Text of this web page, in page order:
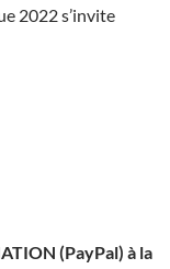
2022 s’invite
(PayPal) à la